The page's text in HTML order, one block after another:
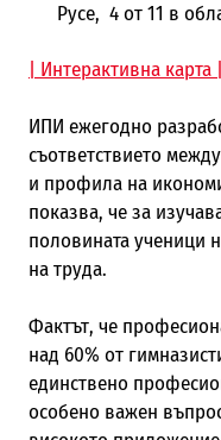
Русе, 4 от 11 в
| Интерактивна карта |
ИПИ ежегодно
съответствието
и профила на
показва, че за
половината ученици
на труда.
Фактът, че
над 60% от
единствено
особено важен